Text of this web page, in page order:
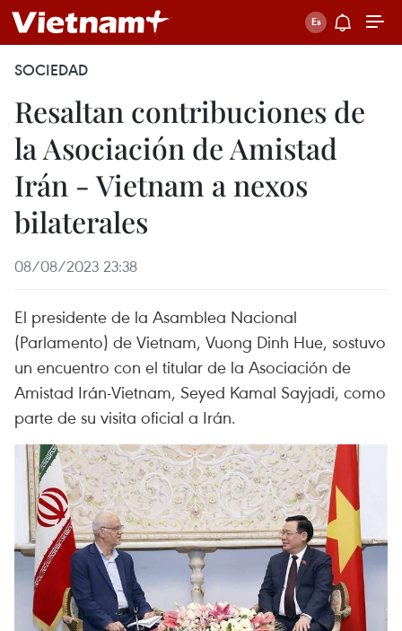
SOCIEDAD
Resaltan contribuciones de
la Asociación de Amistad
Irán - Vietnam a nexos
bilaterales
08/08/2023 23:38
El presidente de la Asamblea Nacional
(Parlamento) de Vietnam, Vuong Dinh Hue, sostuvo
un encuentro con el titular de la Asociación de
Amistad Irán-Vietnam, Seyed Kamal Sayjadi, como
parte de su visita oficial a Irán.